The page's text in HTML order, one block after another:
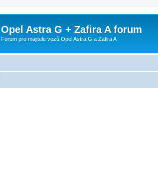
Opel Astra G + Zafira A forum
Forum pro majitele vozů Opel Astra G a Zafira A